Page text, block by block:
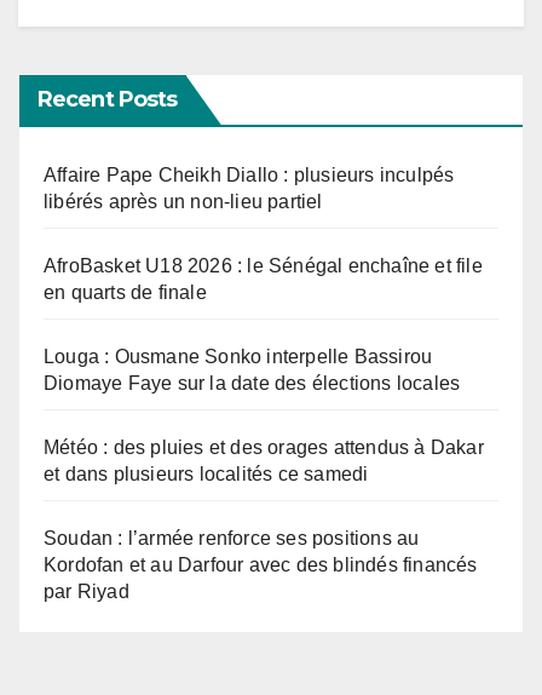
Recent Posts
Affaire Pape Cheikh Diallo : plusieurs inculpés
libérés après un non-lieu partiel
AfroBasket U18 2026 : le Sénégal enchaîne et file
en quarts de finale
Louga : Ousmane Sonko interpelle Bassirou
Diomaye Faye sur la date des élections locales
Météo : des pluies et des orages attendus à Dakar
et dans plusieurs localités ce samedi
Soudan : l’armée renforce ses positions au
Kordofan et au Darfour avec des blindés financés
par Riyad